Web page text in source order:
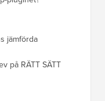
jämförda
på RÄTT SÄTT